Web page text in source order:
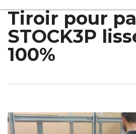
Tiroir pour
STOCK3P
100%